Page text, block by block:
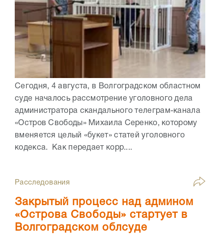
Сегодня, 4 августа, в Волгоградском областном
суде началось рассмотрение уголовного дела
администратора скандального телеграм-канала
«Остров Свободы» Михаила Серенко, которому
вменяется целый «букет» статей уголовного
кодекса. Как передает корр....
Расследования
Закрытый процесс над админом
«Острова Свободы» стартует в
Волгоградском облсуде